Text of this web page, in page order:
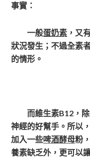
事實：
一般蛋奶素 ，又
狀況發生；不過全素
的情形。
而維生素B12，除
神經的好幫手。所以
加入一些啤酒酵母粉
養素缺乏外，更可以